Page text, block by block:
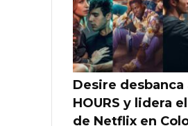
Desire desbanca
HOURS y lidera
de Netflix en